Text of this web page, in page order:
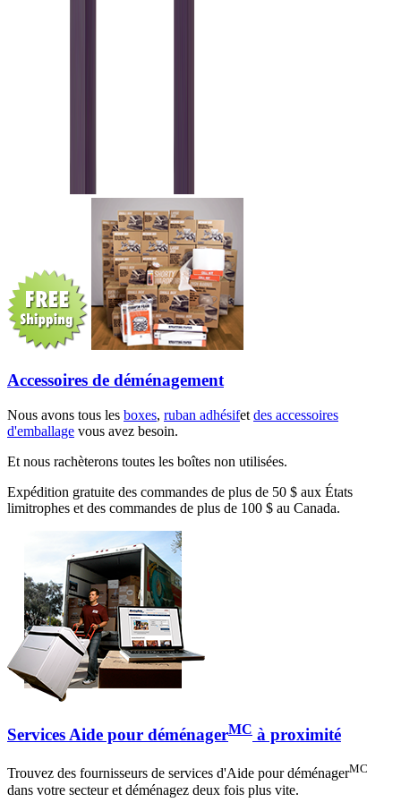
Accessoires de déménagement
Nous avons tous les boxes, ruban adhésifet des accessoires
d'emballage vous avez besoin.
Et nous rachèterons toutes les boîtes non utilisées.
Expédition gratuite des commandes de plus de 50 $ aux États
limitrophes et des commandes de plus de 100 $ au Canada.
Services Aide pour déménagerMC à proximité
Trouvez des fournisseurs de services d'Aide pour déménagerMC
dans votre secteur et déménagez deux fois plus vite.